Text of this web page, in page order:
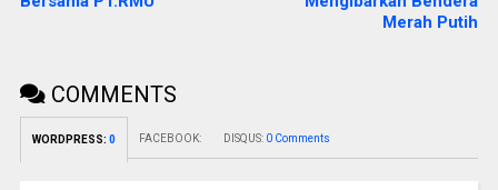
Merah Putih
COMMENTS
WORDPRESS: 0 FACEBOOK: DISQUS: 0 Comments